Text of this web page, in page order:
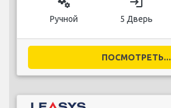
Ручной 5 Дверь
ПОСМОТРЕТЬ...